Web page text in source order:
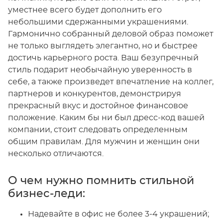
уместнее всего будет дополнить его
небольшими сдержанными украшениями.
Гармонично собранный деловой образ поможет
не только выглядеть элегантно, но и быстрее
достичь карьерного роста. Ваш безупречный
стиль подарит необычайную уверенность в
себе, а также произведет впечатление на коллег,
партнеров и конкурентов, демонстрируя
прекрасный вкус и достойное финансовое
положение. Каким бы ни был дресс-код вашей
компании, стоит следовать определенным
общим правилам. Для мужчин и женщин они
несколько отличаются.
О чем нужно помнить стильной
бизнес-леди:
Надевайте в офис не более 3-4 украшений;